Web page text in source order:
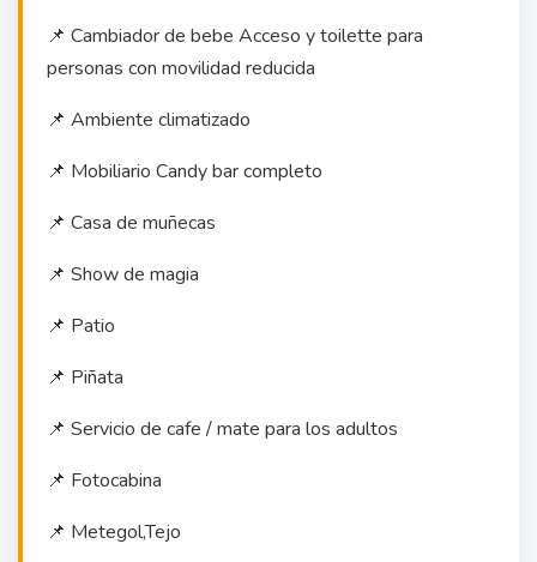
📌 Cambiador de bebe Acceso y toilette para
personas con movilidad reducida
📌 Ambiente climatizado
📌 Mobiliario Candy bar completo
📌 Casa de muñecas
📌 Show de magia
📌 Patio
📌 Piñata
📌 Servicio de cafe / mate para los adultos
📌 Fotocabina
📌 Metegol,Tejo